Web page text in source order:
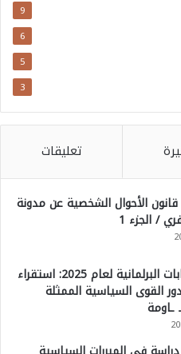
9
6
5
3
تعليقات
الأحوال الشخصية عن مدونة
/ الجزء 1
خارطة الانتخابات البرلمانية لعام 2025: استقراء
القوى السياسية الممثلة
ـاومة